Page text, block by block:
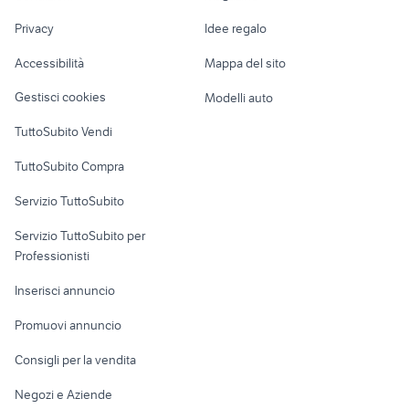
Garage e box
Loft, mansarde e
Informatica
Console e
Fotografia
Telefonia
Privacy
Accessibilità
Gestisci cookies
TuttoSubito Vendi
TuttoSubito Compra
Servizio TuttoSubito
Servizio TuttoSubito per
Professionisti
Inserisci annuncio
Promuovi annuncio
Consigli per la vendita
Negozi e Aziende
Idee regalo
Mappa del sito
Modelli auto